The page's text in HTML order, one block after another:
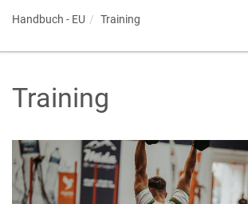
Handbuch - EU Training
Training